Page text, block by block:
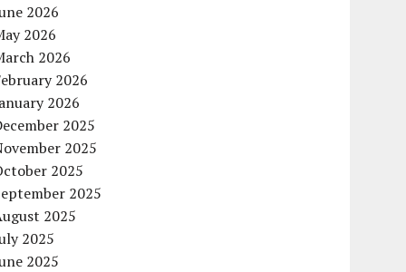
2026
2026
2026
2026
2026
2025
2025
2025
2025
2025
2025
2025